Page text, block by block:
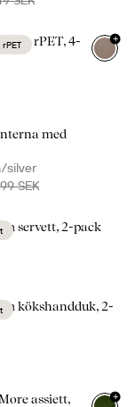
rPET
rPET, 4-
+
med
silver
SEK
servett, 2-pack
kökshandduk, 2-
assiett,
+